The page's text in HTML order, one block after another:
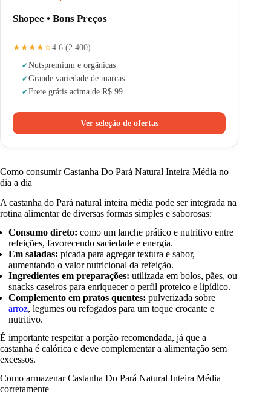
Shopee • Bons Preços
★★★★☆4.6 (2.400)
Nutspremium e orgânicas
Grande variedade de marcas
Frete grátis acima de R$ 99
Ver seleção de ofertas
Como consumir Castanha Do Pará Natural Inteira Média no
dia a dia
A castanha do Pará natural inteira média pode ser integrada na
rotina alimentar de diversas formas simples e saborosas:
Consumo direto: como um lanche prático e nutritivo entre
refeições, favorecendo saciedade e energia.
Em saladas: picada para agregar textura e sabor,
aumentando o valor nutricional da refeição.
Ingredientes em preparações: utilizada em bolos, pães, ou
snacks caseiros para enriquecer o perfil proteico e lipídico.
Complemento em pratos quentes: pulverizada sobre
arroz, legumes ou refogados para um toque crocante e
nutritivo.
É importante respeitar a porção recomendada, já que a
castanha é calórica e deve complementar a alimentação sem
excessos.
Como armazenar Castanha Do Pará Natural Inteira Média
corretamente